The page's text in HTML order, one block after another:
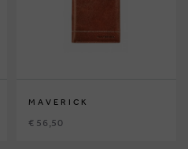
MAVERICK
€ 56,50